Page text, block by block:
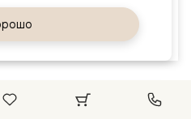
6 мм + Фактурное стекло